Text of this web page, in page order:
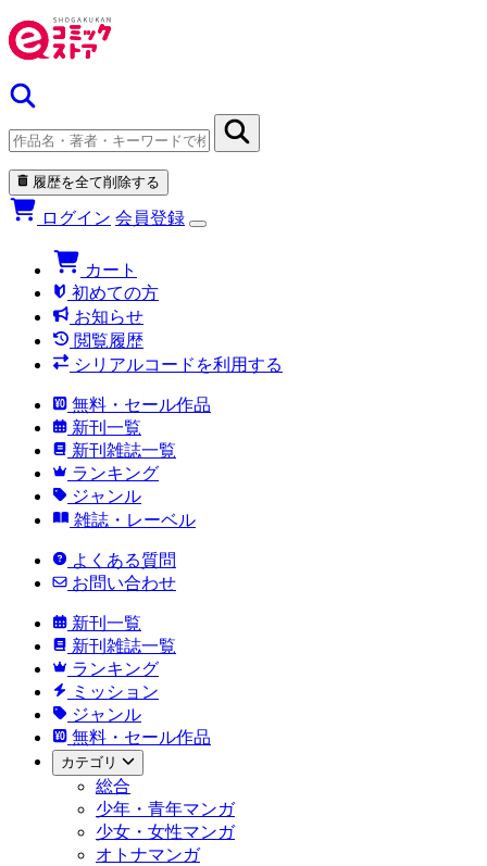
履歴を全て削除する
ログイン 会員登録
カート
初めての方
お知らせ
閲覧履歴
シリアルコードを利用する
無料・セール作品
新刊一覧
新刊雑誌一覧
ランキング
ジャンル
雑誌・レーベル
よくある質問
お問い合わせ
新刊一覧
新刊雑誌一覧
ランキング
ミッション
ジャンル
無料・セール作品
カテゴリ
総合
少年・青年マンガ
少女・女性マンガ
オトナマンガ